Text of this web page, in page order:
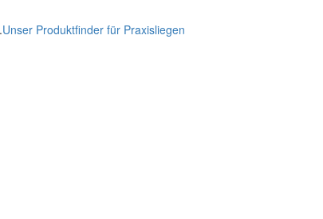
Unser Produktfinder für Praxisliegen